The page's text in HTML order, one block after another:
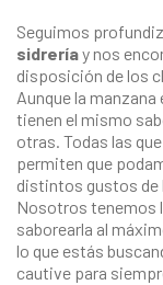
Seguimos
sidreríay nos
disposición de los
Aunque la
tienen el mismo
otras. Todas las
permiten que
distintos gustos de
Nosotros tenemos
saborearla al
lo que estás
cautive para